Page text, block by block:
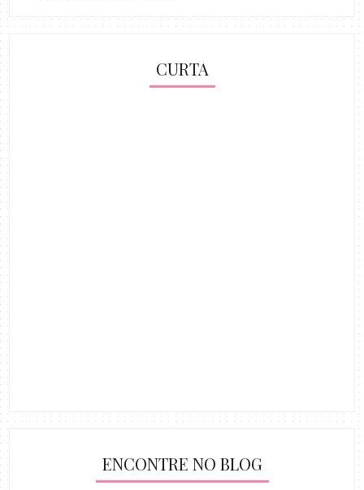
CURTA
ENCONTRE NO BLOG